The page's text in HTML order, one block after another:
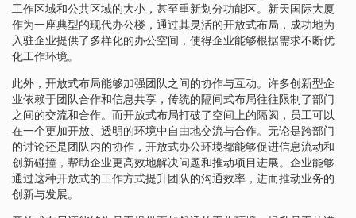
工作区域和公共区域的大小，甚至重新划分功能区。新天国际大厦
作为一座典型的现代办公楼，通过其灵活的开放式布局，成功地为
入驻企业提供了多样化的办公空间，使得企业能够根据需求不断优
化工作环境。
此外，开放式布局能够加强团队之间的协作与互动。许多创新型企
业依赖于团队合作和信息共享，传统的隔间式布局往往限制了部门
之间的交流和合作。而开放式布局打破了空间上的隔阂，员工可以
在一个更加开放、透明的环境中自由地交流与合作。无论是跨部门
的讨论还是团队内的协作，开放式办公环境都能够促进信息流动和
创新碰撞，帮助企业更高效地解决问题和推动项目进展。企业能够
通过这种开放式的工作方式提升团队的沟通效率，进而推动业务的
创新与发展。